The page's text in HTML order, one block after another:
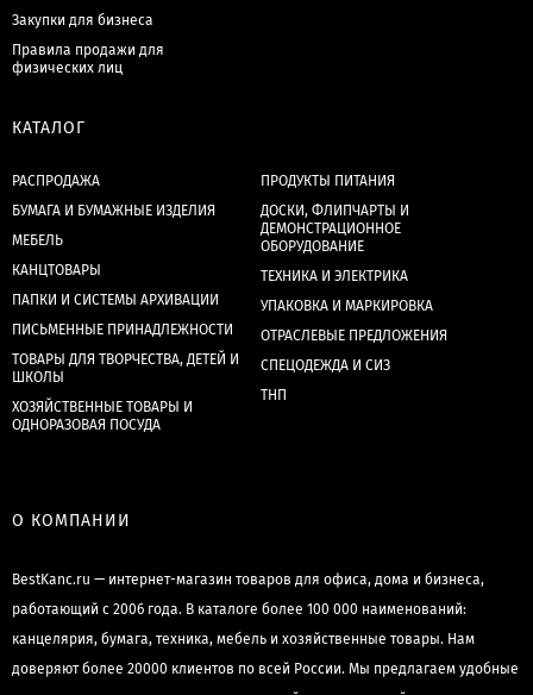
Закупки для бизнеса
Правила продажи для
физических лиц
КАТАЛОГ
РАСПРОДАЖА
БУМАГА И БУМАЖНЫЕ ИЗДЕЛИЯ
МЕБЕЛЬ
КАНЦТОВАРЫ
ПАПКИ И СИСТЕМЫ АРХИВАЦИИ
ПИСЬМЕННЫЕ ПРИНАДЛЕЖНОСТИ
ТОВАРЫ ДЛЯ ТВОРЧЕСТВА, ДЕТЕЙ И
ШКОЛЫ
ХОЗЯЙСТВЕННЫЕ ТОВАРЫ И
ОДНОРАЗОВАЯ ПОСУДА
ПРОДУКТЫ ПИТАНИЯ
ДОСКИ, ФЛИПЧАРТЫ И
ДЕМОНСТРАЦИОННОЕ
ОБОРУДОВАНИЕ
ТЕХНИКА И ЭЛЕКТРИКА
УПАКОВКА И МАРКИРОВКА
ОТРАСЛЕВЫЕ ПРЕДЛОЖЕНИЯ
СПЕЦОДЕЖДА И СИЗ
ТНП
О КОМПАНИИ
BestKanc.ru — интернет-магазин товаров для офиса, дома и бизнеса,
работающий с 2006 года. В каталоге более 100 000 наименований:
канцелярия, бумага, техника, мебель и хозяйственные товары. Нам
доверяют более 20000 клиентов по всей России. Мы предлагаем удобные